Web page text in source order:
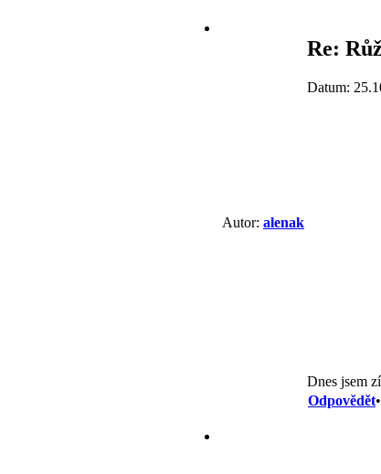
Autor: alenak
Re:
Datum:
Dnes jsem
Odpovědět•